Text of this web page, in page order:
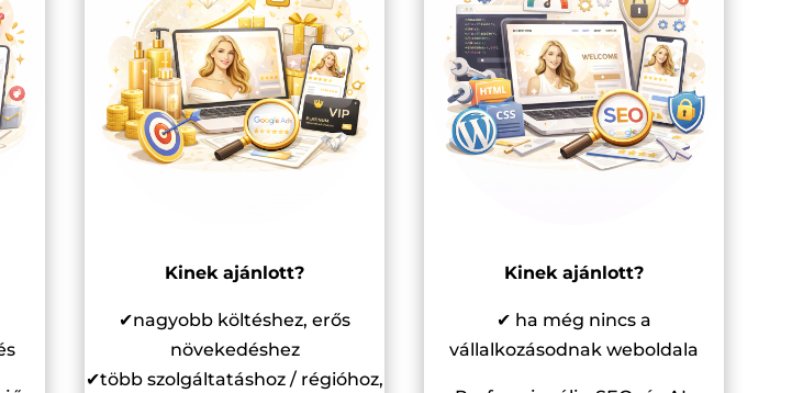
Kinek ajánlott?
✔nagyobb költéshez, erős
növekedéshez
✔több szolgáltatáshoz / régióhoz,
Kinek ajánlott?
✔ ha még nincs a
vállalkozásodnak weboldala